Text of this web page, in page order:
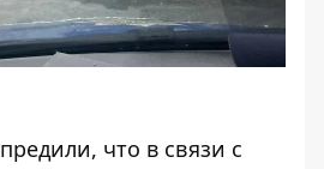
что в связи с